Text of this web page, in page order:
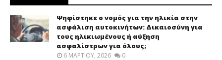
Ψηφίστηκε ο νομός για την ηλικία στην
ασφάλιση αυτοκινήτων: Δικαιοσύνη για
τους ηλικιωμένους ή αύξηση
ασφαλίστρων για όλους;
6 ΜΑΡΤΊΟΥ, 2026 0